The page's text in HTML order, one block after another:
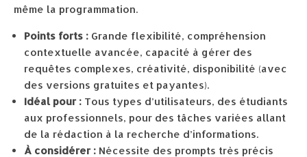
même la programmation.
Points forts : Grande flexibilité, compréhension
contextuelle avancée, capacité à gérer des
requêtes complexes, créativité, disponibilité (avec
des versions gratuites et payantes).
Idéal pour : Tous types d’utilisateurs, des étudiants
aux professionnels, pour des tâches variées allant
de la rédaction à la recherche d’informations.
À considérer : Nécessite des prompts très précis